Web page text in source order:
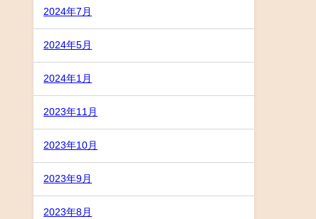
2024年7月
2024年5月
2024年1月
2023年11月
2023年10月
2023年9月
2023年8月